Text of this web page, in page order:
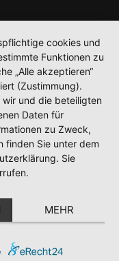
cookies und
Funktionen zu
„Alle akzeptieren“
(Zustimmung).
und die beteiligten
Daten für
zu Zweck,
finden Sie unter dem
Sie
MEHR